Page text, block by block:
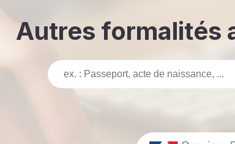
Autres formalités